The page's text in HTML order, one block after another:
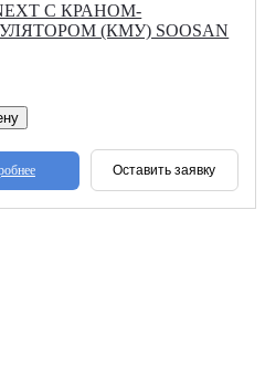
С КРАНОМ-
(КМУ) SOOSAN
Оставить заявку